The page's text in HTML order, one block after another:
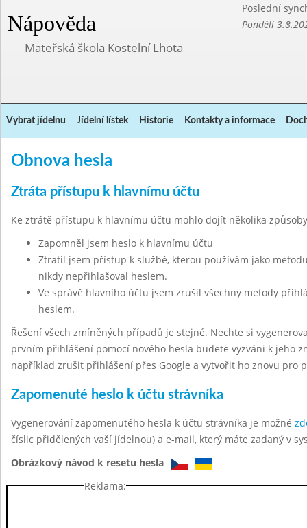
Nápověda
Poslední
Pondělí
Mateřská škola Kostelní Lhota
Vybrat jídelnu Jídelní lístek Historie Kontakty a informace
Obnova hesla
Ztráta přístupu k hlavnímu účtu
Ke ztrátě přístupu k hlavnímu účtu mohlo dojít několika
Zapomněl jsem heslo k hlavnímu účtu
Ztratil jsem přístup k službě, kterou používám jako
nikdy nepřihlašoval heslem.
Ve správě hlavního účtu jsem zrušil všechny metody
heslem.
Řešení všech zmíněných případů je stejné. Nechte si
prvním přihlášení pomocí nového hesla budete vyzváni k jeho
například zrušit přihlášení přes Google a vytvořit ho znovu pro
Zapomenuté heslo k účtu strávníka
Vygenerování zapomenutého hesla k účtu strávníka je možné
číslic přidělených vaší jídelnou) a e-mail, který máte zadaný v
Obrázkový návod k resetu hesla
Reklama: